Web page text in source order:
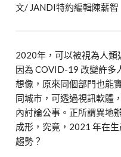
文/ JANDI特約編輯陳薪智
2020年，可以被視為人類
因為 COVID-19 改變許多
想像，原來同個部門也能
同城市，可透過視訊軟體
內討論公事。正所謂異地
成形，究竟，2021 年在
趨勢？